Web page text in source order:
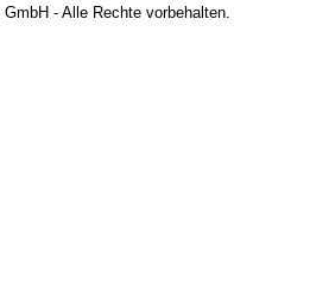
- Alle Rechte vorbehalten.